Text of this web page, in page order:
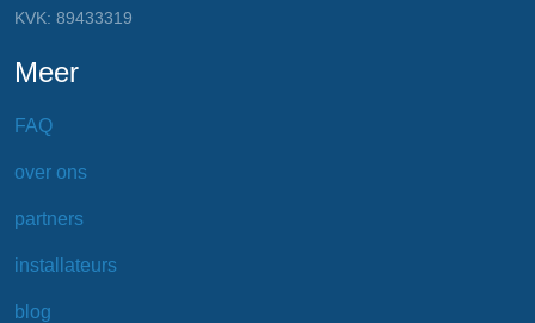
KVK: 89433319
Meer
FAQ
over ons
partners
installateurs
blog